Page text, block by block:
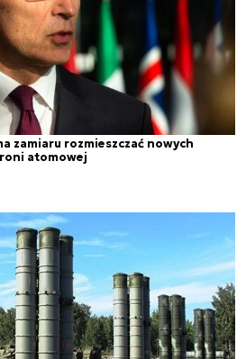
zamiaru rozmieszczać nowych
atomowej